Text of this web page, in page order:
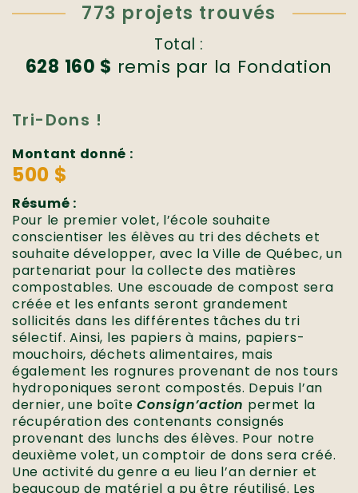
773 projets trouvés
Total :
628 160 $ remis par la Fondation
Tri-Dons !
Montant donné :
500 $
Résumé :
Pour le premier volet, l’école souhaite
conscientiser les élèves au tri des déchets et
souhaite développer, avec la Ville de Québec, un
partenariat pour la collecte des matières
compostables. Une escouade de compost sera
créée et les enfants seront grandement
sollicités dans les différentes tâches du tri
sélectif. Ainsi, les papiers à mains, papiers-
mouchoirs, déchets alimentaires, mais
également les rognures provenant de nos tours
hydroponiques seront compostés. Depuis l’an
dernier, une boîteConsign’action permet la
récupération des contenants consignés
provenant des lunchs des élèves. Pour notre
deuxième volet, un comptoir de dons sera créé.
Une activité du genre a eu lieu l’an dernier et
beaucoup de matériel a pu être réutilisé. Les